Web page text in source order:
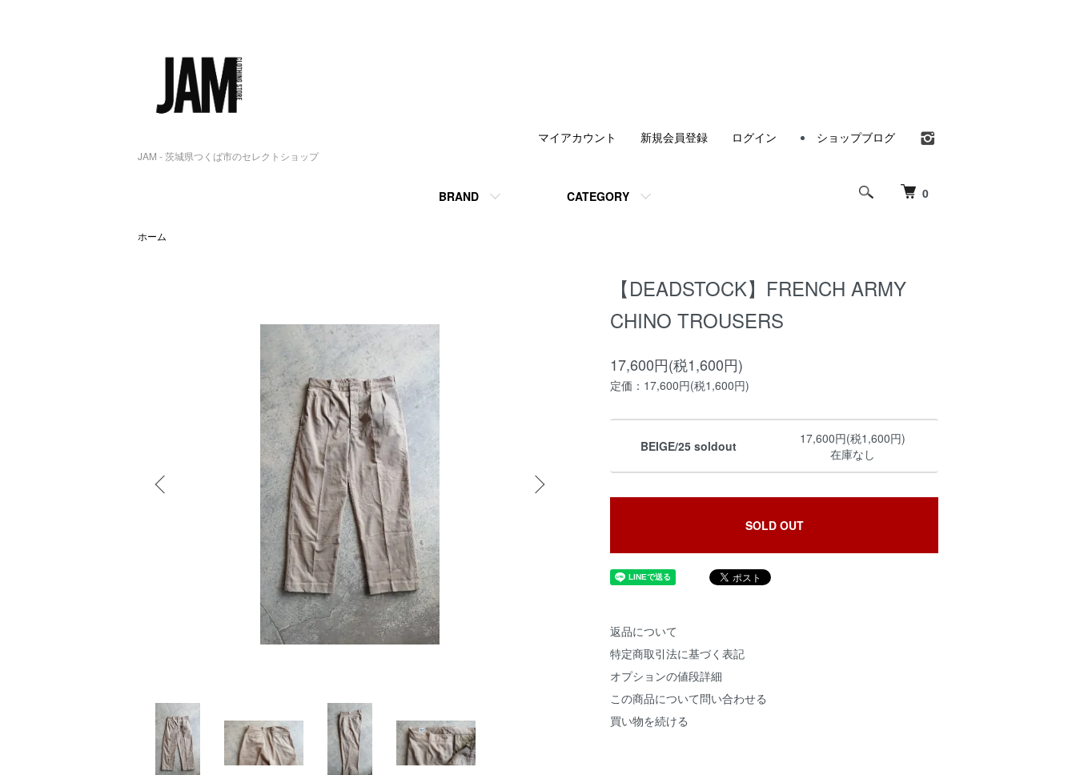
JAM - 茨城県つくば市のセレクトショップ
0
BRAND CATEGORY
マイアカウント 新規会員登録 ログイン ショップブログ
ホーム
【DEADSTOCK】FRENCH ARMY
CHINO TROUSERS
17,600円(税1,600円)
定価：17,600円(税1,600円)
BEIGE/25 soldout
17,600円(税1,600円)
在庫なし
SOLD OUT
返品について
特定商取引法に基づく表記
オプションの値段詳細
この商品について問い合わせる
買い物を続ける